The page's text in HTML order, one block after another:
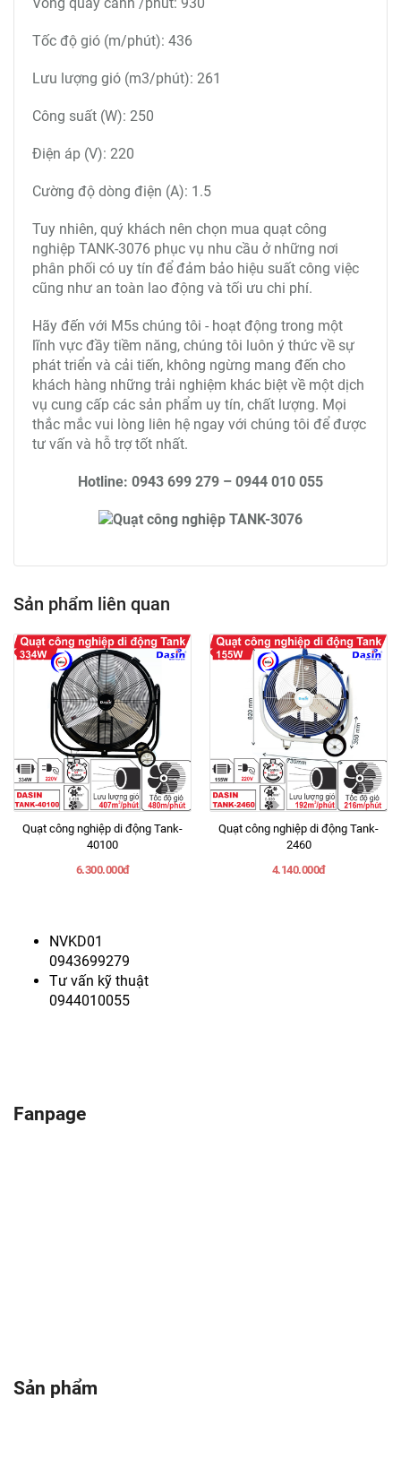
Tốc độ gió (m/phút): 436
Lưu lượng gió (m3/phút): 261
Công suất (W): 250
Điện áp (V): 220
Cường độ dòng điện (A): 1.5
Tuy nhiên, quý khách nên chọn mua quạt công
nghiệp TANK-3076 phục vụ nhu cầu ở những nơi
phân phối có uy tín để đảm bảo hiệu suất công việc
cũng như an toàn lao động và tối ưu chi phí.
Hãy đến với M5s chúng tôi - hoạt động trong một
lĩnh vực đầy tiềm năng, chúng tôi luôn ý thức về sự
phát triển và cải tiến, không ngừng mang đến cho
khách hàng những trải nghiệm khác biệt về một dịch
vụ cung cấp các sản phẩm uy tín, chất lượng. Mọi
thắc mắc vui lòng liên hệ ngay với chúng tôi để được
tư vấn và hỗ trợ tốt nhất.
Hotline: 0943 699 279 – 0944 010 055
Sản phẩm liên quan
Quạt công nghiệp di động Tank-
40100
6.300.000đ
Quạt công nghiệp di động Tank-
2460
4.140.000đ
NVKD01
0943699279
Tư vấn kỹ thuật
0944010055
Fanpage
Sản phẩm